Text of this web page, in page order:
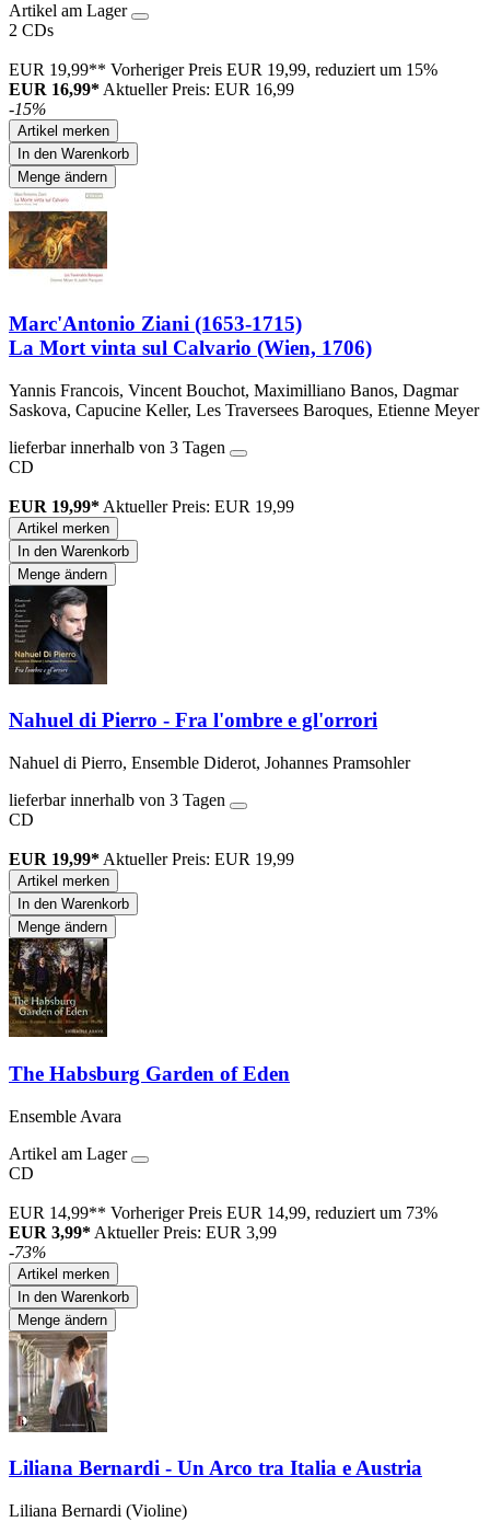
Artikel am Lager
2 CDs
EUR 19,99** Vorheriger Preis EUR 19,99, reduziert um 15%
EUR 16,99* Aktueller Preis: EUR 16,99
-15%
Artikel merken
In den Warenkorb
Menge ändern
Marc'Antonio Ziani (1653-1715)
La Mort vinta sul Calvario (Wien, 1706)
Yannis Francois, Vincent Bouchot, Maximilliano Banos, Dagmar
Saskova, Capucine Keller, Les Traversees Baroques, Etienne Meyer
lieferbar innerhalb von 3 Tagen
CD
EUR 19,99* Aktueller Preis: EUR 19,99
Artikel merken
In den Warenkorb
Menge ändern
Nahuel di Pierro - Fra l'ombre e gl'orrori
Nahuel di Pierro, Ensemble Diderot, Johannes Pramsohler
lieferbar innerhalb von 3 Tagen
CD
EUR 19,99* Aktueller Preis: EUR 19,99
Artikel merken
In den Warenkorb
Menge ändern
The Habsburg Garden of Eden
Ensemble Avara
Artikel am Lager
CD
EUR 14,99** Vorheriger Preis EUR 14,99, reduziert um 73%
EUR 3,99* Aktueller Preis: EUR 3,99
-73%
Artikel merken
In den Warenkorb
Menge ändern
Liliana Bernardi - Un Arco tra Italia e Austria
Liliana Bernardi (Violine)